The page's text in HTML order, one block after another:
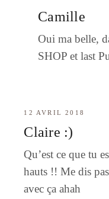
Camille
Oui ma belle,
SHOP et last
12 AVRIL 2018
Claire :)
Qu’est ce que tu
hauts !! Me dis
avec ça ahah